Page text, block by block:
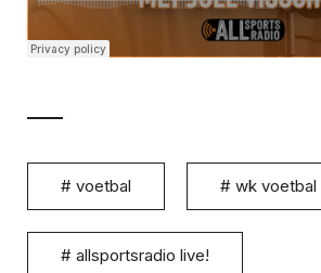
# voetbal # wk voetbal
# allsportsradio live!